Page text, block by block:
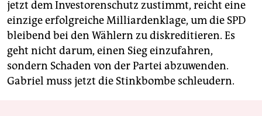
jetzt dem Investorenschutz zustimmt, reicht eine
einzige erfolgreiche Milliardenklage, um die SPD
bleibend bei den Wählern zu diskreditieren. Es
geht nicht darum, einen Sieg einzufahren,
sondern Schaden von der Partei abzuwenden.
Gabriel muss jetzt die Stinkbombe schleudern.